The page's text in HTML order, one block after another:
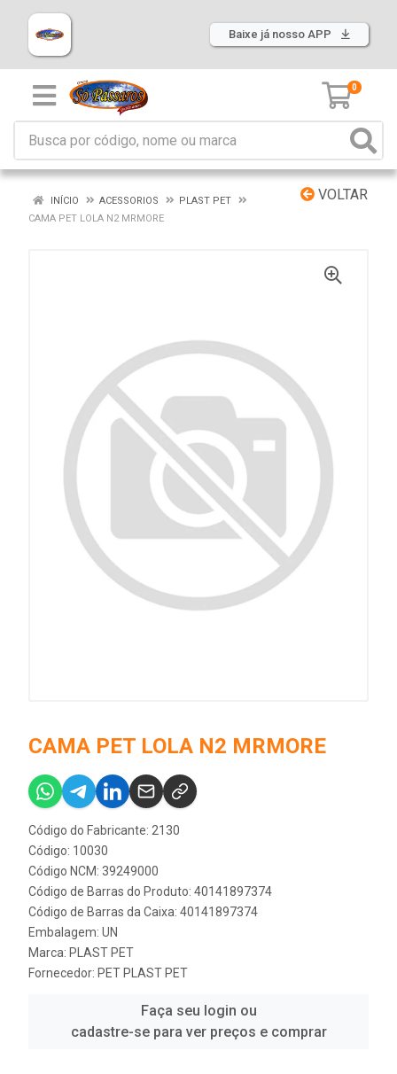
Baixe já nosso APP
0
VOLTAR
INÍCIO ACESSORIOS
PLAST PET
CAMA PET LOLA N2 MRMORE
CAMA PET LOLA N2 MRMORE
Código do Fabricante: 2130
Código: 10030
Código NCM: 39249000
Código de Barras do Produto: 40141897374
Código de Barras da Caixa: 40141897374
Embalagem: UN
Marca: PLAST PET
Fornecedor: PET PLAST PET
Faça seu login ou
cadastre-se para ver preços e comprar